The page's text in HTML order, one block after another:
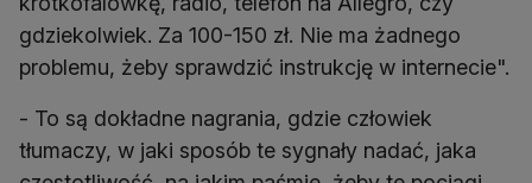
gdziekolwiek. Za 100-150 zł. Nie ma żadnego
problemu, żeby sprawdzić instrukcję w internecie".
- To są dokładne nagrania, gdzie człowiek
tłumaczy, w jaki sposób te sygnały nadać, jaka